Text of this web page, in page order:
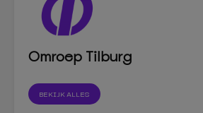
Omroep Tilburg
BEKIJK ALLES